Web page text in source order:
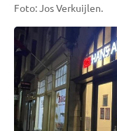
Foto: Jos Verkuijlen.